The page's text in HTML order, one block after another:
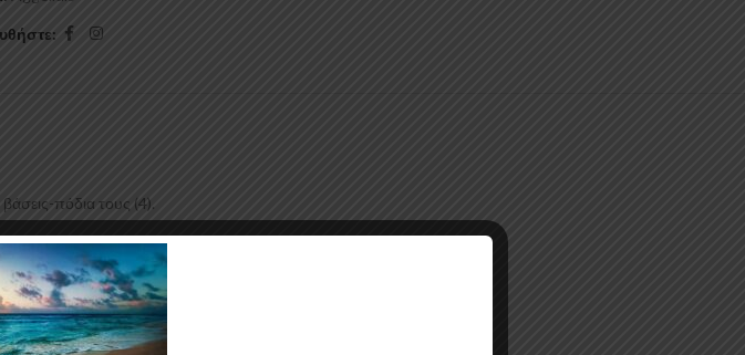
πόδια τους (4).
εύκολα και με ασφάλεια από εσάς.